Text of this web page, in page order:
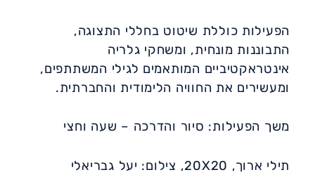
הפעילות כוללת שיטוט בחללי התצוגה,
התבוננות מונחית, ומשחקי גלריה
אינטראקטיביים המותאמים לגילי המשתתפים,
ומעשירים את החוויה הלימודית והחברתית.
משך הפעילות: סיור והדרכה – שעה וחצי
תילי ארוך, 20X20, צילום: יעל גבריאלי